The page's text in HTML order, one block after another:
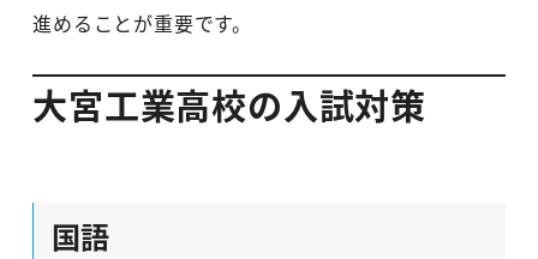
進めることが重要です。
大宮工業高校の入試対策
国語